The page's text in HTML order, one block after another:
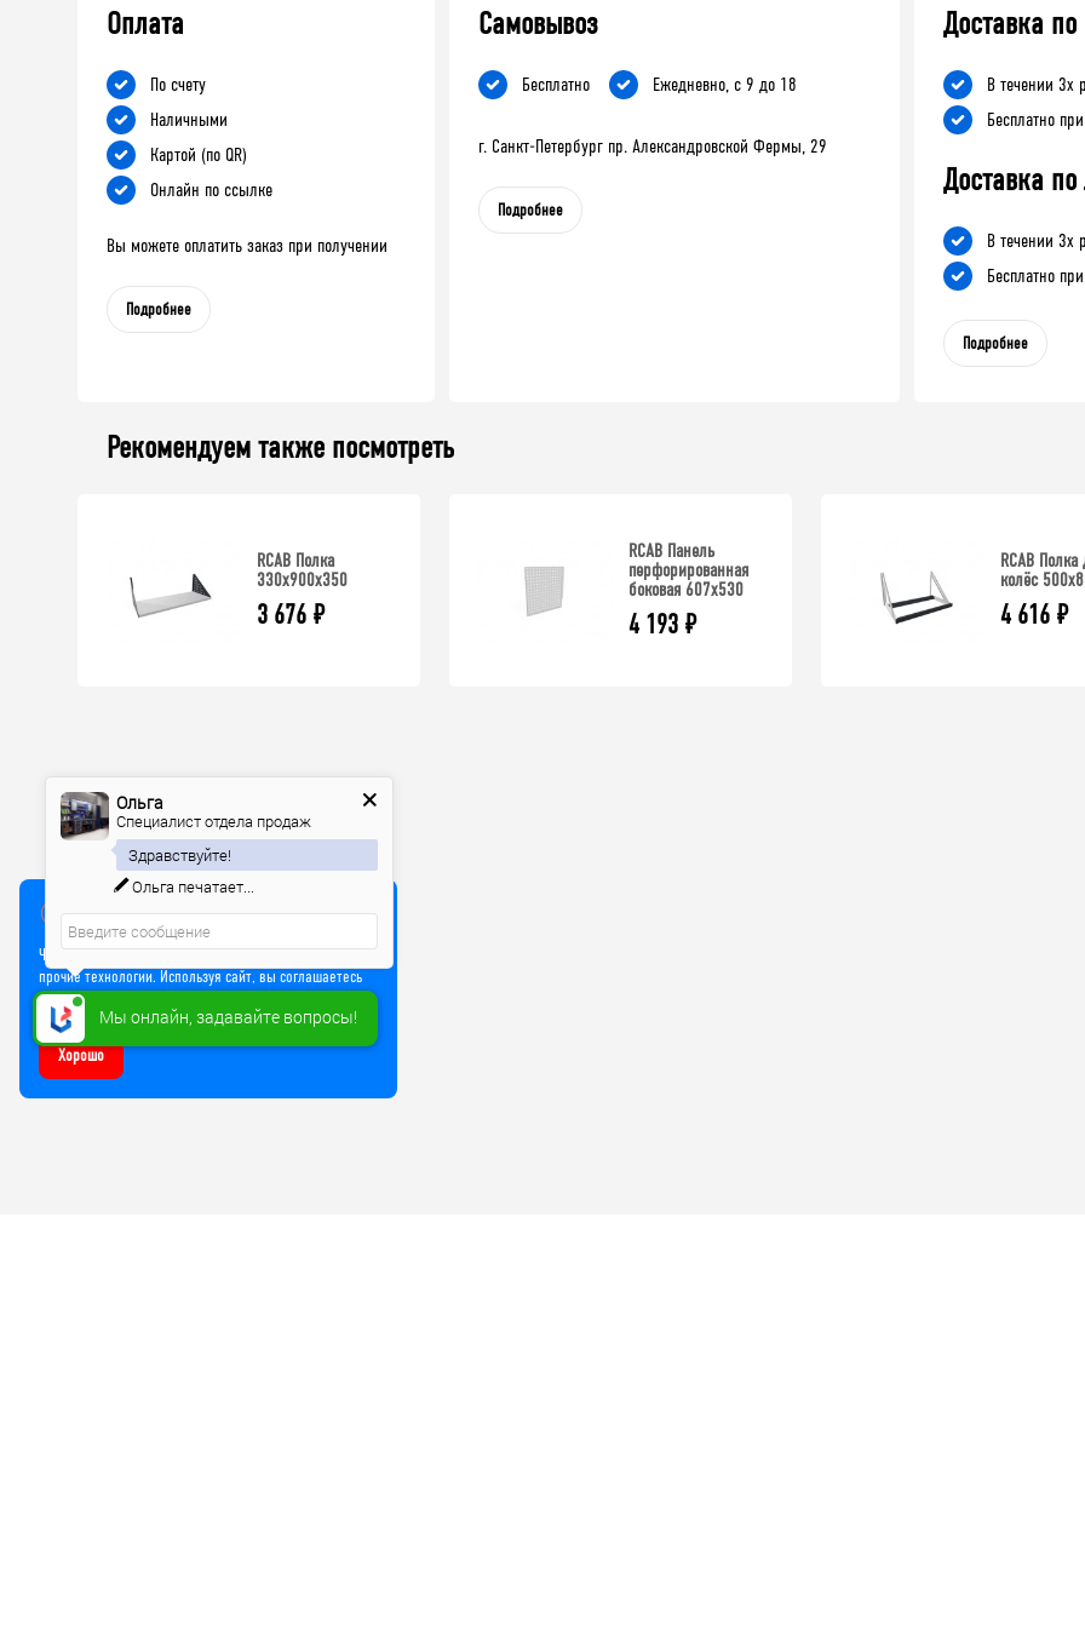
Оплата
По счету
Наличными
Картой (по QR)
Онлайн по ссылке
Вы можете оплатить заказ при получении
Подробнее
Самовывоз
Бесплатно Ежедневно, с 9 до 18
г. Санкт-Петербург пр. Александровской Фермы, 29
Подробнее
Доставка
В течении 3х
Бесплатно
Доставка
В течении 3х
Бесплатно
Подробнее
Рекомендуем также посмотреть
RCAB Полка
330x900x350
3 676 ₽
RCAB Панель
перфорированная
боковая 607x530
4 193 ₽
RCAB Полка
колёс
4 616 ₽
Мы используем куки
Чтобы улучшить работу сайта, мы используем Cookie и
прочие технологии. Используя сайт, вы соглашаетесь
на обработку файлов Cookie
Хорошо
Мы онлайн, задавайте вопросы!
Ольга
Специалист отдела продаж
Здравствуйте!
Ольга печатает...